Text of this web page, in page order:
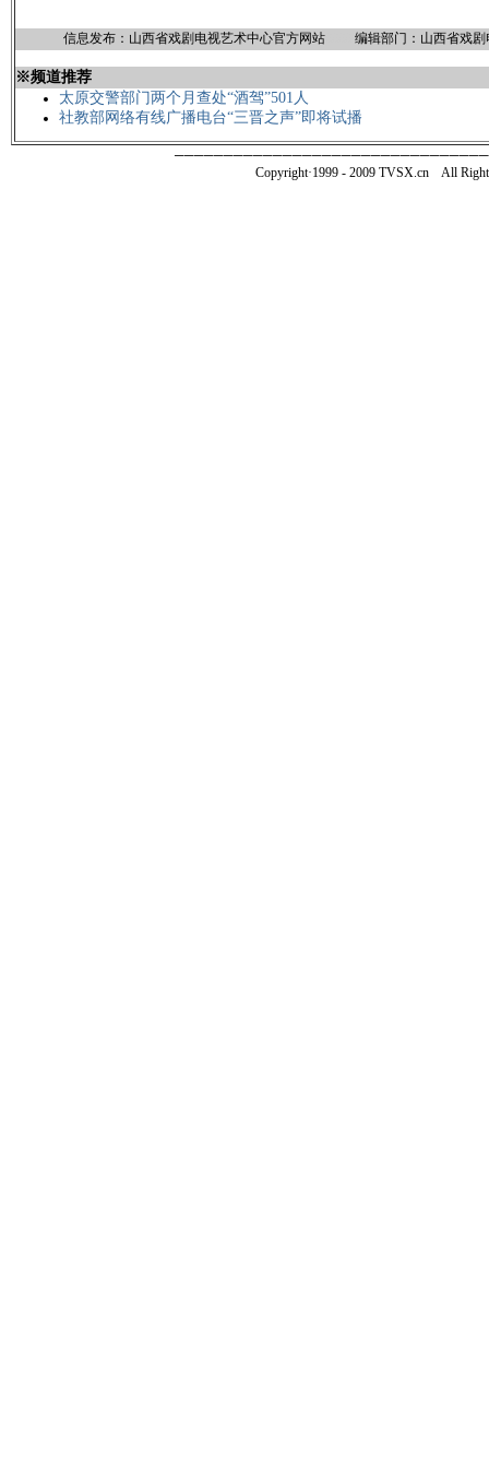
信息发布：山西省戏剧电视艺术中心官方网站 8888编辑部门：山西省戏
※频道推荐
太原交警部门两个月查处“酒驾”501人
社教部网络有线广播电台“三晋之声”即将试播
Copyright·1999 - 2009 TVSX.cn All